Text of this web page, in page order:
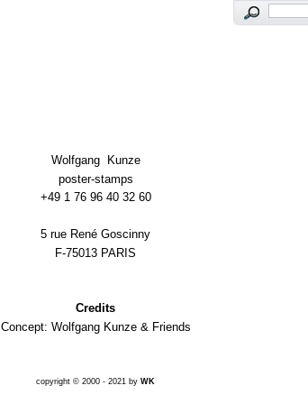
Wolfgang Kunze
poster-stamps
+49 1 76 96 40 32 60
5 rue René Goscinny
F-75013 PARIS
Credits
Concept: Wolfgang Kunze & Friends
copyright © 2000 - 2021 by WK